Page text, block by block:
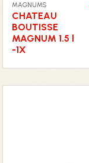
MAGNUMS
CHATEAU
BOUTISSE
MAGNUM 1.5 l
-1X